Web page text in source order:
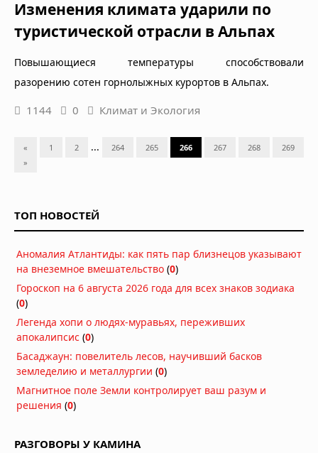
Изменения климата ударили по
туристической отрасли в Альпах
Повышающиеся температуры способствовали
разорению сотен горнолыжных курортов в Альпах.
1144 0 Климат и Экология
« 1 2 ... 264 265 266 267 268
269
»
ТОП НОВОСТЕЙ
Аномалия Атлантиды: как пять пар близнецов указывают
на внеземное вмешательство (0)
Гороскоп на 6 августа 2026 года для всех знаков зодиака
(0)
Легенда хопи о людях-муравьях, переживших
апокалипсис (0)
Басаджаун: повелитель лесов, научивший басков
земледелию и металлургии (0)
Магнитное поле Земли контролирует ваш разум и
решения (0)
РАЗГОВОРЫ У КАМИНА